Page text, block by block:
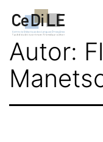
Inhalt
springen
CeDiLE
Autor: